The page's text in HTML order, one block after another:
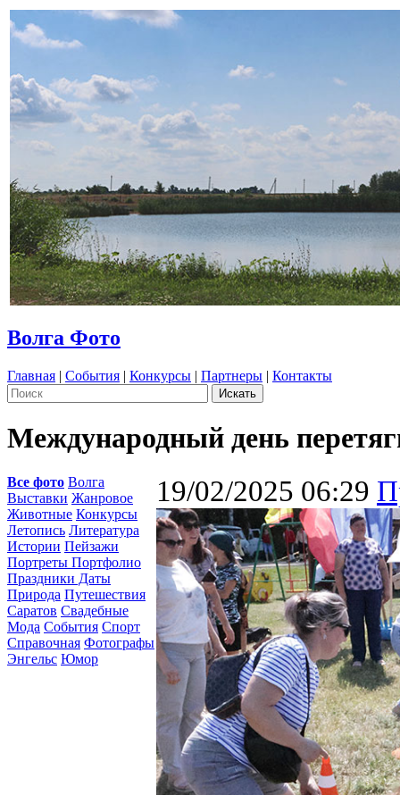
Волга Фото
Главная | События | Конкурсы | Партнеры | Контакты
Международный день
Все фото Волга
Выставки Жанровое
Животные Конкурсы
Летопись Литература
Истории Пейзажи
Портреты Портфолио
Праздники Даты
Природа Путешествия
Саратов Свадебные
Мода События Спорт
Справочная Фотографы
Энгельс Юмор
19/02/2025 06:29